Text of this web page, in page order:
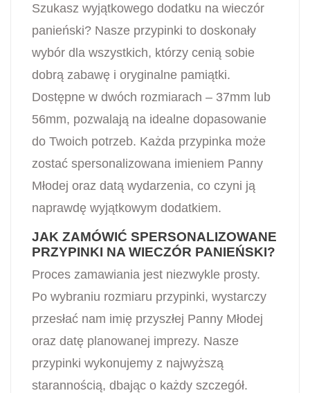
Szukasz wyjątkowego dodatku na wieczór
panieński? Nasze przypinki to doskonały
wybór dla wszystkich, którzy cenią sobie
dobrą zabawę i oryginalne pamiątki.
Dostępne w dwóch rozmiarach – 37mm lub
56mm, pozwalają na idealne dopasowanie
do Twoich potrzeb. Każda przypinka może
zostać spersonalizowana imieniem Panny
Młodej oraz datą wydarzenia, co czyni ją
naprawdę wyjątkowym dodatkiem.
JAK ZAMÓWIĆ SPERSONALIZOWANE
PRZYPINKI NA WIECZÓR PANIEŃSKI?
Proces zamawiania jest niezwykle prosty.
Po wybraniu rozmiaru przypinki, wystarczy
przesłać nam imię przyszłej Panny Młodej
oraz datę planowanej imprezy. Nasze
przypinki wykonujemy z najwyższą
starannością, dbając o każdy szczegół.